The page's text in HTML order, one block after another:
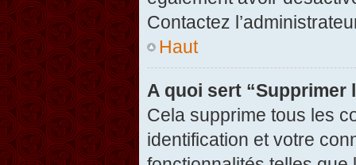
Contactez
Haut
A quoi sert “Supprimer
Cela supprime tous les
identification et votre